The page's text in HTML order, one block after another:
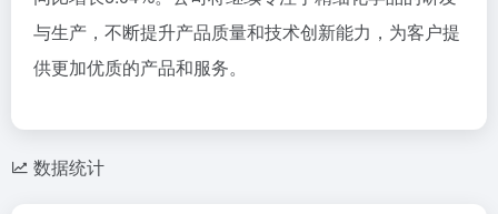
与生产，不断提升产品质量和技术创新能力，为客户提
供更加优质的产品和服务。
数据统计